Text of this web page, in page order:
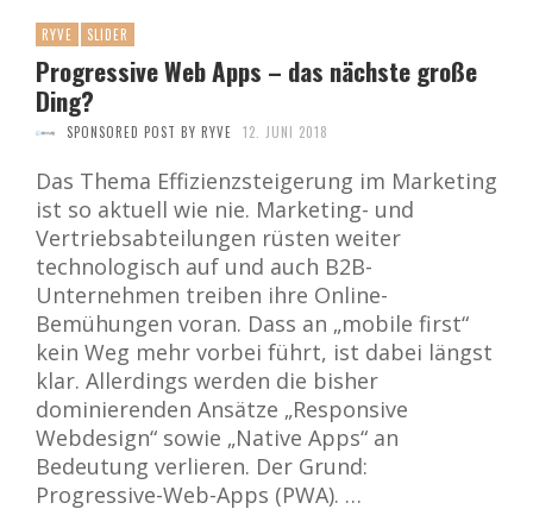
RYVE SLIDER
Progressive Web Apps – das nächste große
Ding?
SPONSORED POST BY RYVE 12. JUNI 2018
Das Thema Effizienzsteigerung im Marketing
ist so aktuell wie nie. Marketing- und
Vertriebsabteilungen rüsten weiter
technologisch auf und auch B2B-
Unternehmen treiben ihre Online-
Bemühungen voran. Dass an „mobile first“
kein Weg mehr vorbei führt, ist dabei längst
klar. Allerdings werden die bisher
dominierenden Ansätze „Responsive
Webdesign“ sowie „Native Apps“ an
Bedeutung verlieren. Der Grund:
Progressive-Web-Apps (PWA). …